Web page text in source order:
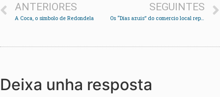
ANTERIORES
A Coca, o símbolo de Redondela
SEGUINTES
Os “Días azuis” do comercio local reparten 16.000 euros en premios
Deixa unha resposta